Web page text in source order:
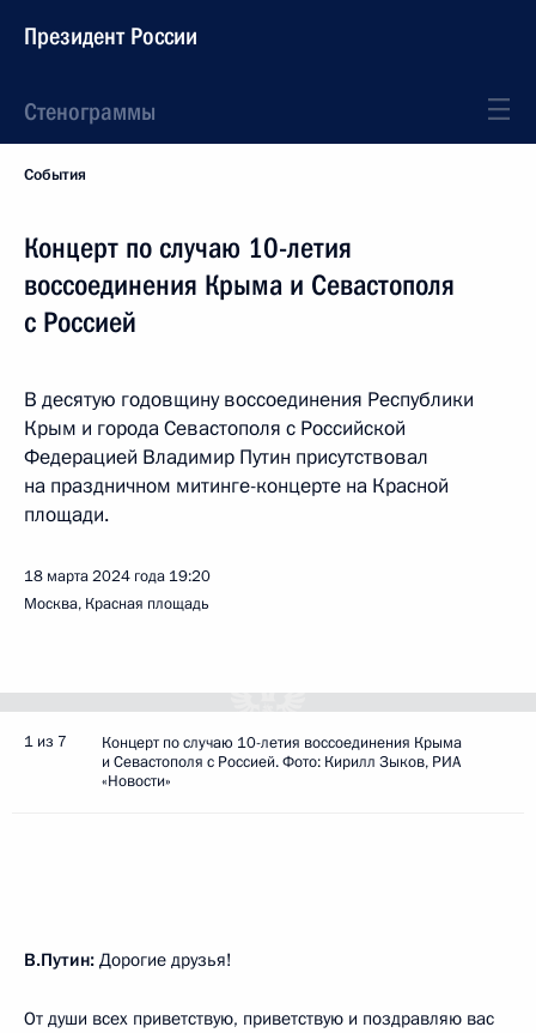
Президент России
Стенограммы
События
Концерт по случаю 10-летия
воссоединения Крыма и Севастополя
с Россией
В десятую годовщину воссоединения Республики
Крым и города Севастополя с Российской
Федерацией Владимир Путин присутствовал
на праздничном митинге-концерте на Красной
площади.
18 марта 2024 года 19:20
Москва, Красная площадь
1 из 7
Концерт по случаю 10-летия воссоединения Крыма
и Севастополя с Россией. Фото: Кирилл Зыков, РИА
«Новости»
В.Путин: Дорогие друзья!
От души всех приветствую, приветствую и поздравляю вас